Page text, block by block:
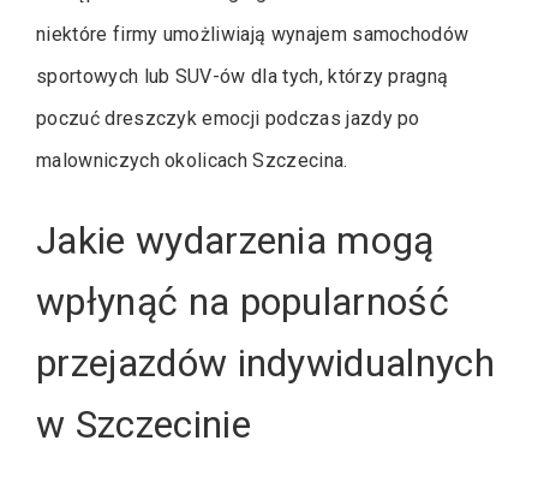
niektóre firmy umożliwiają wynajem samochodów
sportowych lub SUV-ów dla tych, którzy pragną
poczuć dreszczyk emocji podczas jazdy po
malowniczych okolicach Szczecina.
Jakie wydarzenia mogą
wpłynąć na popularność
przejazdów indywidualnych
w Szczecinie